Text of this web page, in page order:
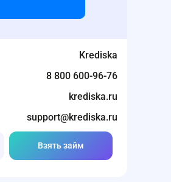
Krediska
8 800 600-96-76
krediska.ru
support@krediska.ru
Взять займ